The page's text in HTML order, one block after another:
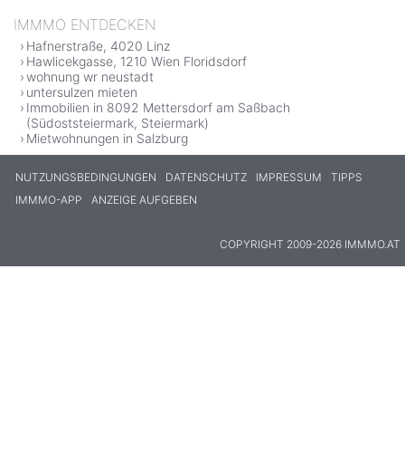
IMMMO ENTDECKEN
Hafnerstraße, 4020 Linz
Hawlicekgasse, 1210 Wien Floridsdorf
wohnung wr neustadt
untersulzen mieten
Immobilien in 8092 Mettersdorf am Saßbach
(Südoststeiermark, Steiermark)
Mietwohnungen in Salzburg
NUTZUNGSBEDINGUNGEN DATENSCHUTZ IMPRESSUM
TIPPS
IMMMO-APP
ANZEIGE AUFGEBEN
COPYRIGHT 2009-2026 IMMMO.AT